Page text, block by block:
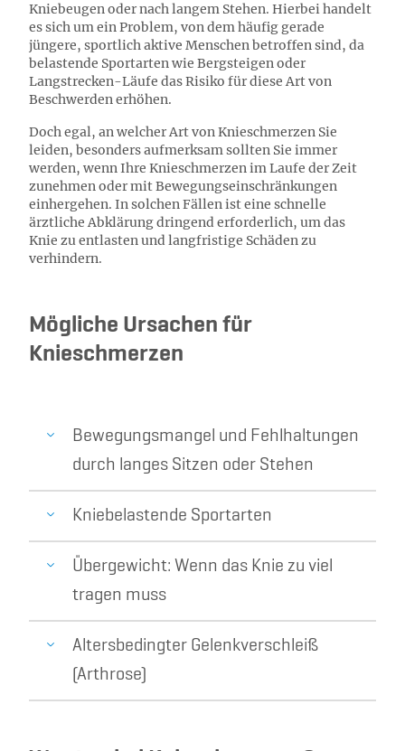
Kniebeugen oder nach langem Stehen. Hierbei handelt
es sich um ein Problem, von dem häufig gerade
jüngere, sportlich aktive Menschen betroffen sind, da
belastende Sportarten wie Bergsteigen oder
Langstrecken-Läufe das Risiko für diese Art von
Beschwerden erhöhen.
Doch egal, an welcher Art von Knieschmerzen Sie
leiden, besonders aufmerksam sollten Sie immer
werden, wenn Ihre Knieschmerzen im Laufe der Zeit
zunehmen oder mit Bewegungseinschränkungen
einhergehen. In solchen Fällen ist eine schnelle
ärztliche Abklärung dringend erforderlich, um das
Knie zu entlasten und langfristige Schäden zu
verhindern.
Mögliche Ursachen für
Knieschmerzen
Bewegungsmangel und Fehlhaltungen
durch langes Sitzen oder Stehen
Kniebelastende Sportarten
Übergewicht: Wenn das Knie zu viel
tragen muss
Altersbedingter Gelenkverschleiß
(Arthrose)